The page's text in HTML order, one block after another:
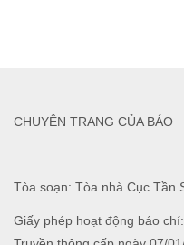
Tòa soạn: Tòa nhà Cục Tần
Giấy phép hoạt động báo
CHUYÊN TRANG CỦA BÁO